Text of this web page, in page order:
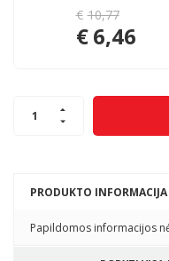
PRODUKTO INFORMACIJA
Papildomos informacijos
€ 10,77
€6,46